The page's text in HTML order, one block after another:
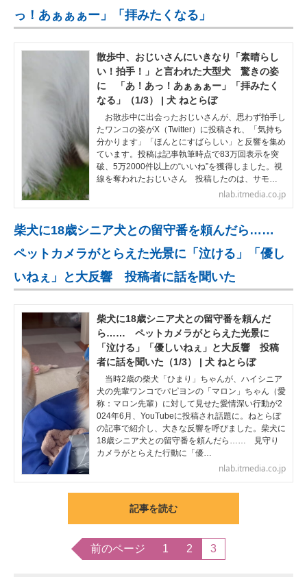
っ！あぁぁぁー」「拝みたくなる」
散歩中、おじいさんにいきなり「素晴らし
い！拍手！」と言われた大型犬 驚きの姿
に 「あ！あっ！あぁぁぁー」「拝みたく
なる」（1/3） | 犬 ねとらぼ
お散歩中に出会ったおじいさんが、思わず拍手し
たワンコの姿がX（Twitter）に投稿され、「気持ち
分かります」「ほんとにすばらしい」と反響を集め
ています。投稿は記事執筆時点で83万回表示を突
破、5万2000件以上の“いいね”を獲得しました。視
線を奪われたおじいさん 投稿したのは、サモ…
nlab.itmedia.co.jp
柴犬に18歳シニア犬との留守番を頼んだら……
ペットカメラがとらえた光景に「泣ける」「優し
いねぇ」と大反響 投稿者に話を聞いた
柴犬に18歳シニア犬との留守番を頼んだ
ら…… ペットカメラがとらえた光景に
「泣ける」「優しいねぇ」と大反響 投稿
者に話を聞いた（1/3） | 犬 ねとらぼ
当時2歳の柴犬「ひまり」ちゃんが、ハイシニア
犬の先輩ワンコでパピヨンの「マロン」ちゃん（愛
称：マロン先輩）に対して見せた愛情深い行動が2
024年6月、YouTubeに投稿され話題に。ねとらぼ
の記事で紹介し、大きな反響を呼びました。柴犬に
18歳シニア犬との留守番を頼んだら…… 見守り
カメラがとらえた行動に「優…
nlab.itmedia.co.jp
記事を読む
前のページ 1 2 3